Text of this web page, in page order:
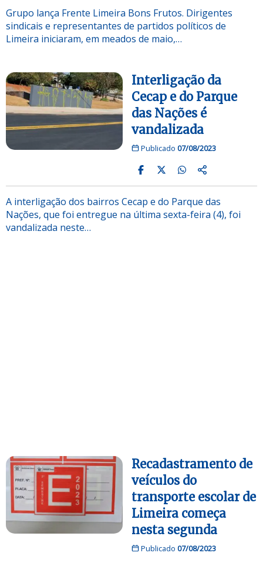
Grupo lança Frente Limeira Bons Frutos. Dirigentes
sindicais e representantes de partidos políticos de
Limeira iniciaram, em meados de maio,…
Interligação da
Cecap e do Parque
das Nações é
vandalizada
Publicado 07/08/2023
A interligação dos bairros Cecap e do Parque das
Nações, que foi entregue na última sexta-feira (4), foi
vandalizada neste…
Recadastramento de
veículos do
transporte escolar de
Limeira começa
nesta segunda
Publicado 07/08/2023